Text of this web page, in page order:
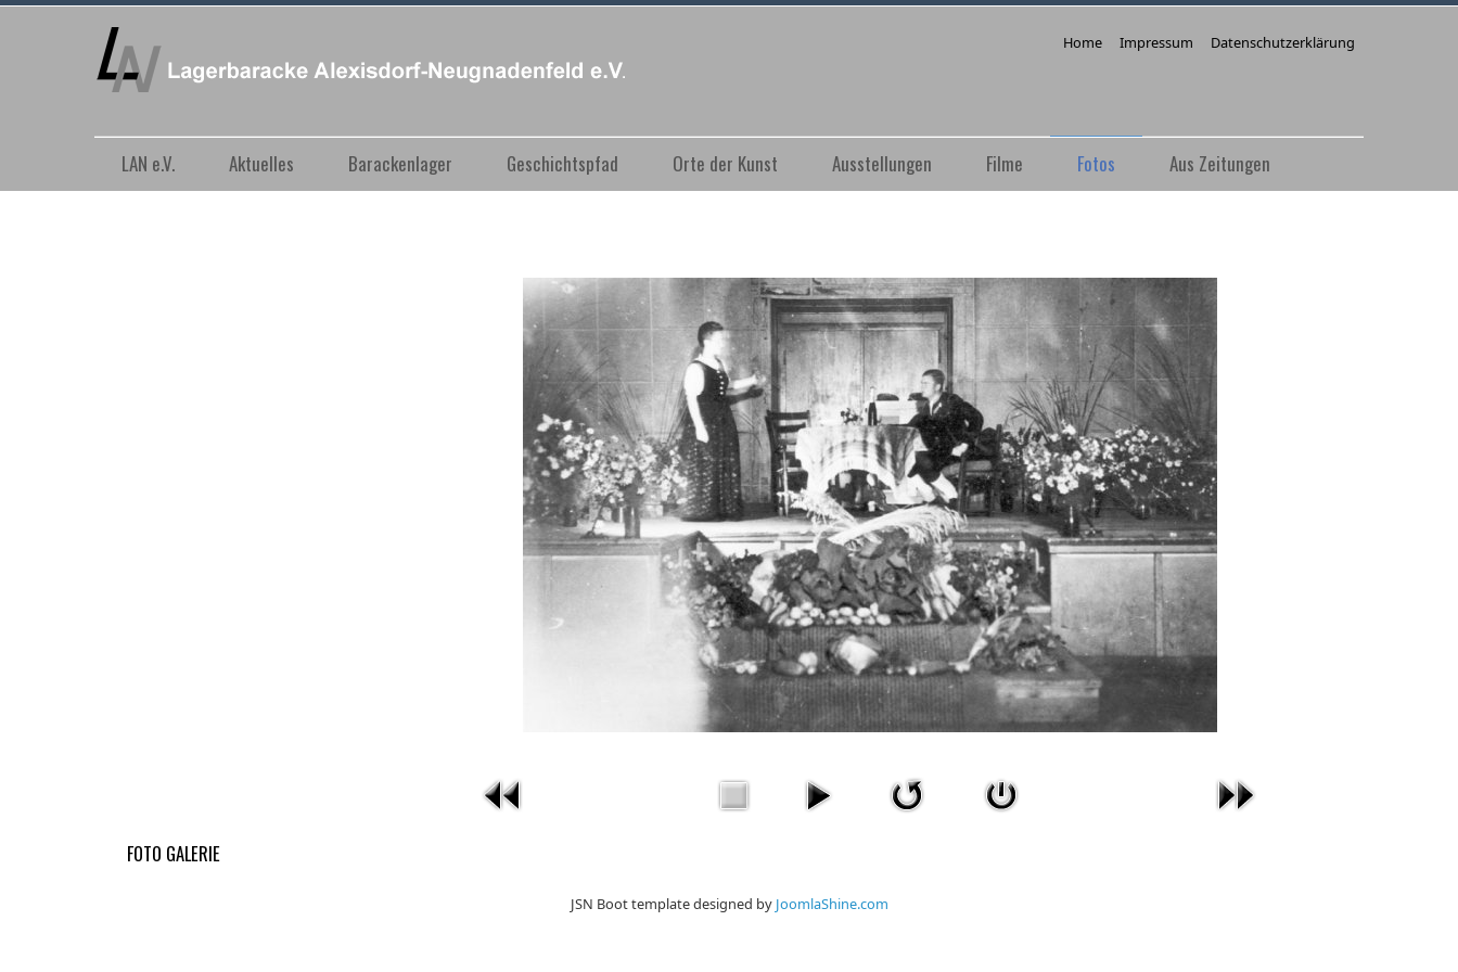
Home Impressum Datenschutzerklärung
LAN e.V. Aktuelles Barackenlager Geschichtspfad Orte der Kunst Ausstellungen Filme Fotos Aus Zeitungen
FOTO GALERIE
JSN Boot template designed by JoomlaShine.com